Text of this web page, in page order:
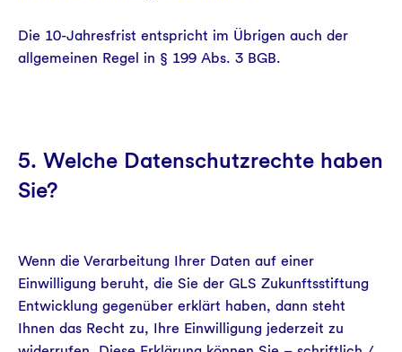
Die 10-Jahresfrist entspricht im Übrigen auch der
allgemeinen Regel in § 199 Abs. 3 BGB.
5. Welche Datenschutzrechte haben
Sie?
Wenn die Verarbeitung Ihrer Daten auf einer
Einwilligung beruht, die Sie der GLS Zukunftsstiftung
Entwicklung gegenüber erklärt haben, dann steht
Ihnen das Recht zu, Ihre Einwilligung jederzeit zu